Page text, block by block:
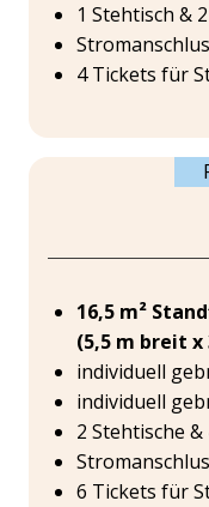
1 Stehtisch &
4 Tickets für
16,5 m²
(5,5 m breit
individuell
individuell
2 Stehtische
6 Tickets für